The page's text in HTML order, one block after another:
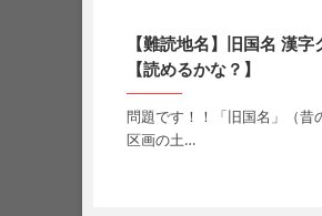
【難読地名】旧国名 漢字
【読めるかな？】
問題です！！「旧国名」（昔
区画の土…